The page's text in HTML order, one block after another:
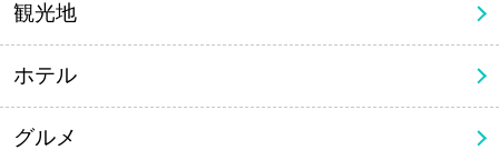
観光地
ホテル
グルメ